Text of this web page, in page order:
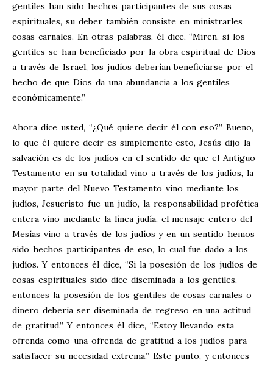
gentiles han sido hechos participantes de sus cosas
espirituales, su deber también consiste en ministrarles
cosas carnales. En otras palabras, él dice, “Miren, si los
gentiles se han beneficiado por la obra espiritual de Dios
a través de Israel, los judíos deberían beneficiarse por el
hecho de que Dios da una abundancia a los gentiles
económicamente.”
Ahora dice usted, “¿Qué quiere decir él con eso?” Bueno,
lo que él quiere decir es simplemente esto, Jesús dijo la
salvación es de los judíos en el sentido de que el Antiguo
Testamento en su totalidad vino a través de los judíos, la
mayor parte del Nuevo Testamento vino mediante los
judíos, Jesucristo fue un judío, la responsabilidad profética
entera vino mediante la línea judía, el mensaje entero del
Mesías vino a través de los judíos y en un sentido hemos
sido hechos participantes de eso, lo cual fue dado a los
judíos. Y entonces él dice, “Si la posesión de los judíos de
cosas espirituales sido dice diseminada a los gentiles,
entonces la posesión de los gentiles de cosas carnales o
dinero debería ser diseminada de regreso en una actitud
de gratitud.” Y entonces él dice, “Estoy llevando esta
ofrenda como una ofrenda de gratitud a los judíos para
satisfacer su necesidad extrema.” Este punto, y entonces